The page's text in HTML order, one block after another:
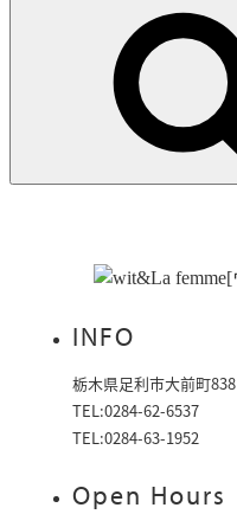
INFO
栃木県足利市大前町838
TEL:0284-62-6537
TEL:0284-63-1952
Open Hours